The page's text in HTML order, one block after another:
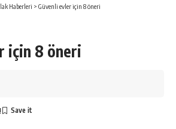
Haberleri > Güvenli evler için 8 öneri
için 8 öneri